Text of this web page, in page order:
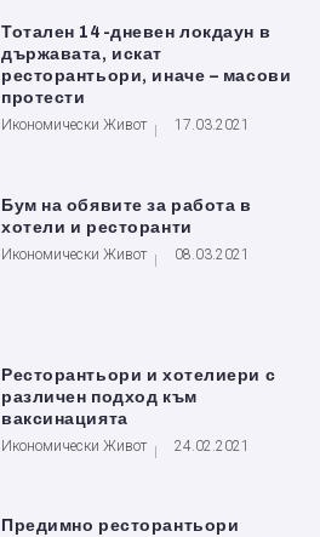
Тотален 14-дневен локдаун в
държавата, искат
ресторантьори, иначе – масови
протести
Икономически Живот 17.03.2021
Бум на обявите за работа в
хотели и ресторанти
Икономически Живот 08.03.2021
Ресторантьори и хотелиери с
различен подход към
ваксинацията
Икономически Живот 24.02.2021
Предимно ресторантьори